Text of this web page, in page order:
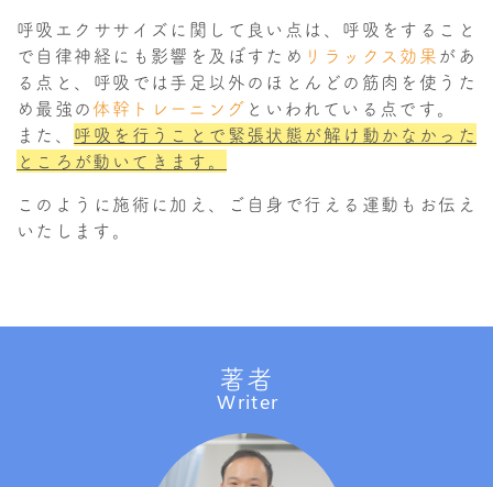
呼吸エクササイズに関して良い点は、呼吸をすること
で自律神経にも影響を及ぼすため リラックス効果があ
る点と、呼吸では手足以外のほとんどの筋肉を使うた
め最強の体幹トレーニング といわれている点です。
また、 呼吸を行うことで緊張状態が解け動かなかった
ところが動いてきます。
このように施術に加え、ご自身で行える運動もお伝え
いたします。
著者
Writer